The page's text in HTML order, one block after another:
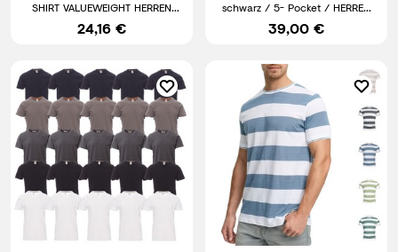
SHIRT VALUEWEIGHT HERREN
SHIRT TSHIRTS GR. S - 5XL
24,16 €
schwarz / 5- Pocket / HERREN
JEANS HOSE
39,00 €